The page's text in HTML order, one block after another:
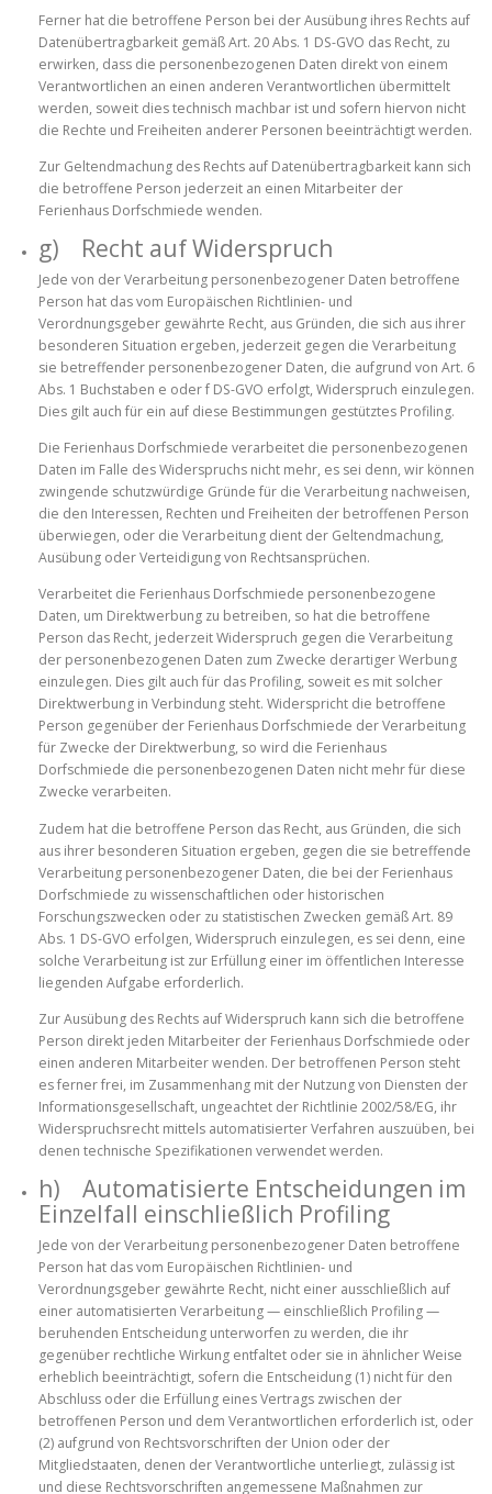
Ferner hat die betroffene Person bei der Ausübung ihres Rechts auf
Datenübertragbarkeit gemäß Art. 20 Abs. 1 DS-GVO das Recht, zu
erwirken, dass die personenbezogenen Daten direkt von einem
Verantwortlichen an einen anderen Verantwortlichen übermittelt
werden, soweit dies technisch machbar ist und sofern hiervon nicht
die Rechte und Freiheiten anderer Personen beeinträchtigt werden.
Zur Geltendmachung des Rechts auf Datenübertragbarkeit kann sich
die betroffene Person jederzeit an einen Mitarbeiter der
Ferienhaus Dorfschmiede wenden.
g) Recht auf Widerspruch
Jede von der Verarbeitung personenbezogener Daten betroffene
Person hat das vom Europäischen Richtlinien- und
Verordnungsgeber gewährte Recht, aus Gründen, die sich aus ihrer
besonderen Situation ergeben, jederzeit gegen die Verarbeitung
sie betreffender personenbezogener Daten, die aufgrund von Art. 6
Abs. 1 Buchstaben e oder f DS-GVO erfolgt, Widerspruch einzulegen.
Dies gilt auch für ein auf diese Bestimmungen gestütztes Profiling.
Die Ferienhaus Dorfschmiede verarbeitet die personenbezogenen
Daten im Falle des Widerspruchs nicht mehr, es sei denn, wir können
zwingende schutzwürdige Gründe für die Verarbeitung nachweisen,
die den Interessen, Rechten und Freiheiten der betroffenen Person
überwiegen, oder die Verarbeitung dient der Geltendmachung,
Ausübung oder Verteidigung von Rechtsansprüchen.
Verarbeitet die Ferienhaus Dorfschmiede personenbezogene
Daten, um Direktwerbung zu betreiben, so hat die betroffene
Person das Recht, jederzeit Widerspruch gegen die Verarbeitung
der personenbezogenen Daten zum Zwecke derartiger Werbung
einzulegen. Dies gilt auch für das Profiling, soweit es mit solcher
Direktwerbung in Verbindung steht. Widerspricht die betroffene
Person gegenüber der Ferienhaus Dorfschmiede der Verarbeitung
für Zwecke der Direktwerbung, so wird die Ferienhaus
Dorfschmiede die personenbezogenen Daten nicht mehr für diese
Zwecke verarbeiten.
Zudem hat die betroffene Person das Recht, aus Gründen, die sich
aus ihrer besonderen Situation ergeben, gegen die sie betreffende
Verarbeitung personenbezogener Daten, die bei der Ferienhaus
Dorfschmiede zu wissenschaftlichen oder historischen
Forschungszwecken oder zu statistischen Zwecken gemäß Art. 89
Abs. 1 DS-GVO erfolgen, Widerspruch einzulegen, es sei denn, eine
solche Verarbeitung ist zur Erfüllung einer im öffentlichen Interesse
liegenden Aufgabe erforderlich.
Zur Ausübung des Rechts auf Widerspruch kann sich die betroffene
Person direkt jeden Mitarbeiter der Ferienhaus Dorfschmiede oder
einen anderen Mitarbeiter wenden. Der betroffenen Person steht
es ferner frei, im Zusammenhang mit der Nutzung von Diensten der
Informationsgesellschaft, ungeachtet der Richtlinie 2002/58/EG, ihr
Widerspruchsrecht mittels automatisierter Verfahren auszuüben, bei
denen technische Spezifikationen verwendet werden.
h) Automatisierte Entscheidungen im
Einzelfall einschließlich Profiling
Jede von der Verarbeitung personenbezogener Daten betroffene
Person hat das vom Europäischen Richtlinien- und
Verordnungsgeber gewährte Recht, nicht einer ausschließlich auf
einer automatisierten Verarbeitung — einschließlich Profiling —
beruhenden Entscheidung unterworfen zu werden, die ihr
gegenüber rechtliche Wirkung entfaltet oder sie in ähnlicher Weise
erheblich beeinträchtigt, sofern die Entscheidung (1) nicht für den
Abschluss oder die Erfüllung eines Vertrags zwischen der
betroffenen Person und dem Verantwortlichen erforderlich ist, oder
(2) aufgrund von Rechtsvorschriften der Union oder der
Mitgliedstaaten, denen der Verantwortliche unterliegt, zulässig ist
und diese Rechtsvorschriften angemessene Maßnahmen zur